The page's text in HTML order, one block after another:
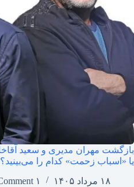
یا «اسباب زحمت» کدام را می‌بینید؟
۱۸ مرداد ۱۴۰۵
۱ Comment